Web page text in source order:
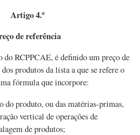
Artigo 4.º
de referência
do RCPPCAE, é definido um preço de
produtos da lista a que se refere o
fórmula que incorpore:
do produto, ou das matérias-primas,
vertical de operações de
de produtos;